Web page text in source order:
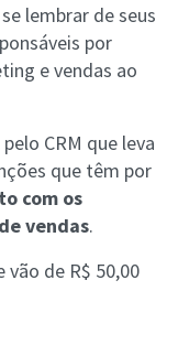
lembrar de seus
por
e vendas ao
CRM que leva
que têm por
com os
vendas.
de R$ 50,00